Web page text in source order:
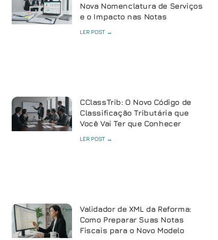
Nova Nomenclatura de Serviços
e o Impacto nas Notas
LER POST →
CClassTrib: O Novo Código de
Classificação Tributária que
Você Vai Ter que Conhecer
LER POST →
Validador de XML da Reforma:
Como Preparar Suas Notas
Fiscais para o Novo Modelo